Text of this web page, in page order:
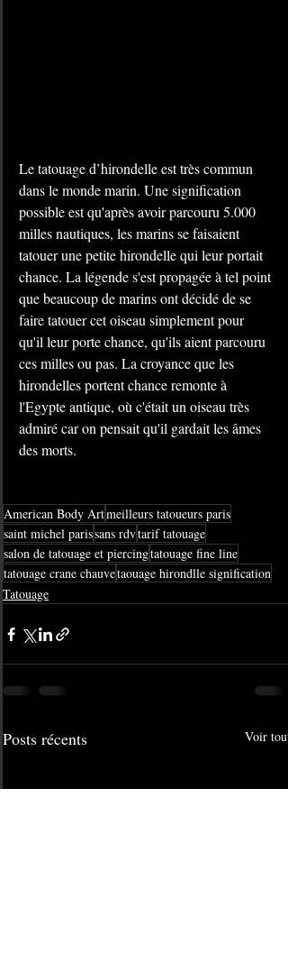
Le tatouage d’hirondelle est très commun
dans le monde marin. Une signification
possible est qu'après avoir parcouru 5.000
milles nautiques, les marins se faisaient
tatouer une petite hirondelle qui leur portait
chance. La légende s'est propagée à tel point
que beaucoup de marins ont décidé de se
faire tatouer cet oiseau simplement pour
qu'il leur porte chance, qu'ils aient parcouru
ces milles ou pas. La croyance que les
hirondelles portent chance remonte à
l'Egypte antique, où c'était un oiseau très
admiré car on pensait qu'il gardait les âmes
des morts.
American Body Artmeilleurs tatoueurs paris
saint michel parissans rdvtarif tatouage
salon de tatouage et piercingtatouage fine line
tatouage crane chauvetaouage hirondlle signification
Tatouage
Posts récents Voir tout